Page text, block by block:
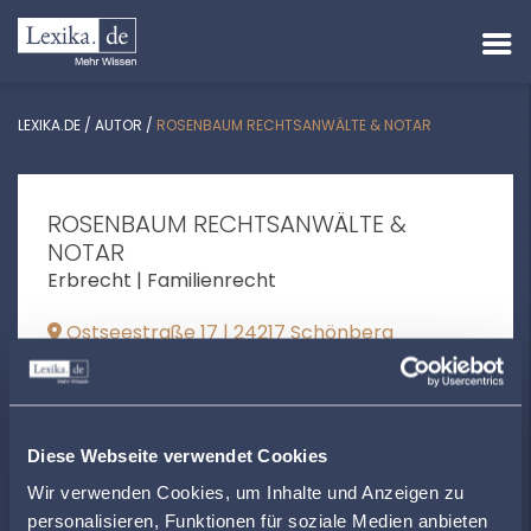
Diese Webseite verwendet Cookies
Wir verwenden Cookies, um Inhalte und Anzeigen zu
personalisieren, Funktionen für soziale Medien anbieten
LEXIKA.DE / AUTOR / ROSENBAUM RECHTSANWÄLTE & NOTAR
ROSENBAUM RECHTSANWÄLTE &
NOTAR
Erbrecht | Familienrecht
Ostseestraße 17 | 24217 Schönberg
mrosenbaum@ra-rosenbaum.de
+4943446555
www.ra-rosenbaum.de